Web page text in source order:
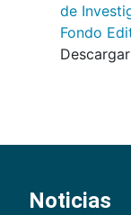
de
Fondo
Descargar
Noticias